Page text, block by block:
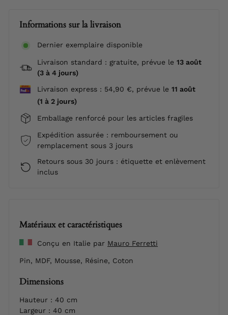
Informations sur la livraison
Dernier exemplaire disponible
Livraison standard : gratuite, prévue le 13 août
(3 à 4 jours)
Livraison express : 54,90 €, prévue le 11 août
(1 à 2 jours)
Emballage renforcé pour les articles fragiles
Expédition assurée : remboursement ou
remplacement sous 3 jours
Retours sous 30 jours : étiquette et enlèvement
inclus
Matériaux et caractéristiques
Conçu en Italie par Mauro Ferretti
Pin, MDF, Mousse, Résine, Coton
Dimensions
Hauteur : 40 cm
Largeur : 40 cm